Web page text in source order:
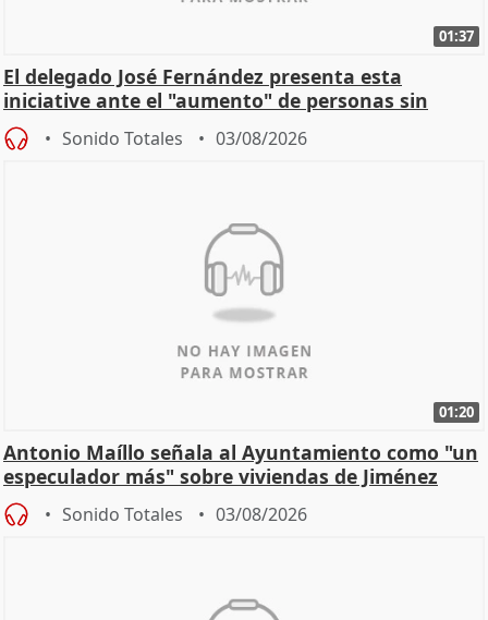
01:37
El delegado José Fernández presenta esta
iniciative ante el "aumento" de personas sin
hogar en Madri
Sonido Totales 03/08/2026
01:20
Antonio Maíllo señala al Ayuntamiento como "un
especulador más" sobre viviendas de Jiménez
Becerril
Sonido Totales 03/08/2026